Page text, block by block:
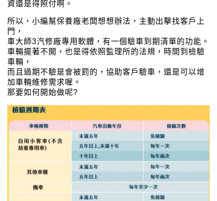
資還是得照付啊。
所以，小編幫保養廠老闆想想辦法，主動出擊找客戶上
門，
車大師3汽修廠專用軟體，有一個驗車到期清單的功能。
車輛擺著不開，也是得依照監理所的法規，時間到檢驗
車輛，
而且過期不驗是會被罰的，協助客戶驗車，還是可以增
加車輛維修需求喔。
那要如何開始做呢?